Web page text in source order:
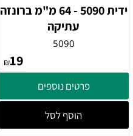
ידית 5090 - 64 מ"מ ברונזה
עתיקה
5090
₪19
פרטים נוספים
הוסף לסל